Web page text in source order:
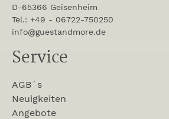
D-65366 Geisenheim
Tel.: +49 - 06722-750250
info@guestandmore.de
Service
AGB´s
Neuigkeiten
Angebote